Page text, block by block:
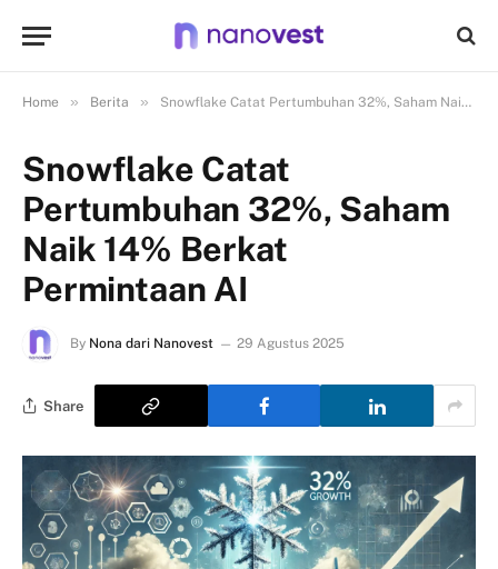
Home » Berita » Snowflake Catat Pertumbuhan 32%, Saham Naik 14% Berkat Permintaan AI
Snowflake Catat
Pertumbuhan 32%, Saham
Naik 14% Berkat
Permintaan AI
By Nona dari Nanovest 29 Agustus 2025
Share